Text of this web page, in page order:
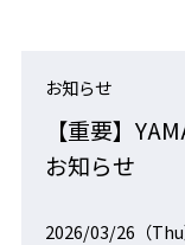
お知らせ
【重要】
お知らせ
2026/03/26（Thu